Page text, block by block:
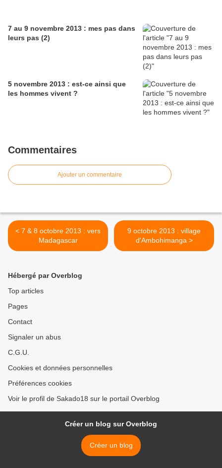
7 au 9 novembre 2013 : mes pas dans
leurs pas (2)
5 novembre 2013 : est-ce ainsi que
les hommes vivent ?
Commentaires
Ajouter un commentaire
< 7 & 8 octobre 2013 : vers
Madagascar
9 octobre 2013 : village
d'Ambohimanga >
Hébergé par Overblog
Top articles
Pages
Contact
Signaler un abus
C.G.U.
Cookies et données personnelles
Préférences cookies
Voir le profil de Sakado18 sur le portail Overblog
Créer un blog sur Overblog
Créer un blog